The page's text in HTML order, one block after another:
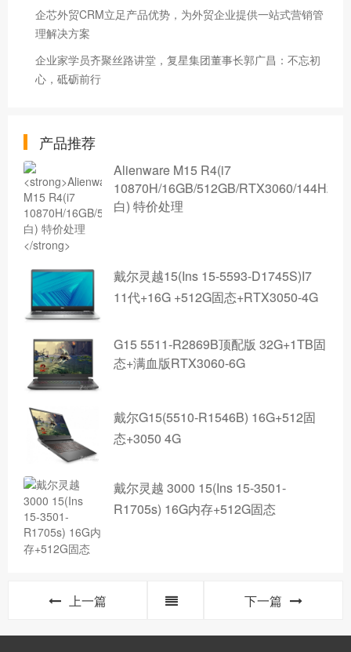
企芯外贸CRM立足产品优势，为外贸企业提供一站式营销管
理解决方案
企业家学员齐聚丝路讲堂，复星集团董事长郭广昌：不忘初
心，砥砺前行
产品推荐
Alienware M15 R4(i7
10870H/16GB/512GB/RTX3060/144Hz/
白) 特价处理
戴尔灵越15(Ins 15-5593-D1745S)I7
11代+16G +512G固态+RTX3050-4G
G15 5511-R2869B顶配版 32G+1TB固
态+满血版RTX3060-6G
戴尔G15(5510-R1546B) 16G+512固
态+3050 4G
戴尔灵越 3000 15(Ins 15-3501-
R1705s) 16G内存+512G固态
上一篇 下一篇